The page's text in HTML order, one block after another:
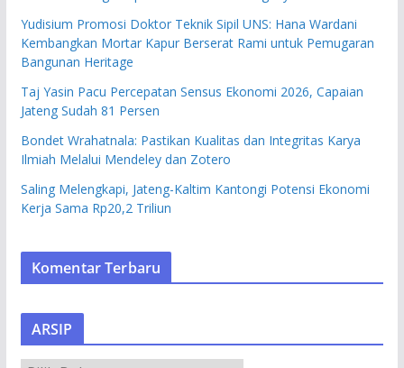
Yudisium Promosi Doktor Teknik Sipil UNS: Hana Wardani
Kembangkan Mortar Kapur Berserat Rami untuk Pemugaran
Bangunan Heritage
Taj Yasin Pacu Percepatan Sensus Ekonomi 2026, Capaian
Jateng Sudah 81 Persen
Bondet Wrahatnala: Pastikan Kualitas dan Integritas Karya
Ilmiah Melalui Mendeley dan Zotero
Saling Melengkapi, Jateng-Kaltim Kantongi Potensi Ekonomi
Kerja Sama Rp20,2 Triliun
Komentar Terbaru
ARSIP